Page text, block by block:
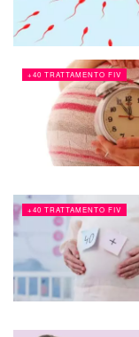
+40 TRATTAMENTO FIV
+40 TRATTAMENTO FIV